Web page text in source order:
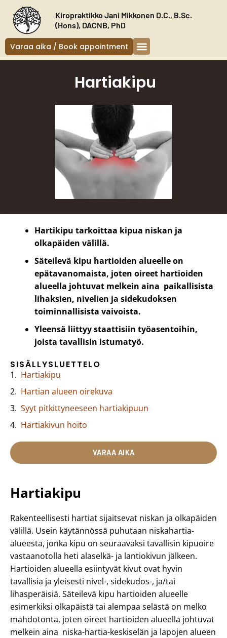
sisältöön
Kiropraktikko Jani Mikkonen D.C., B.Sc.
(Hons), DACNB, PhD
Varaa aika / Book appointment
Hartiakipu
Hartikipu tarkoittaa kipua niskan ja
olkapäiden välillä.
Säteilevä kipu hartioiden alueelle on
epätavanomaista, joten oireet hartioiden
alueella johtuvat melkein aina paikallisista
lihaksien, nivelien ja sidekudoksen
toiminnallisista vaivoista.
Yleensä liittyy staattisiin työasentoihin,
joista tavallisin istumatyö.
SISÄLLYSLUETTELO
Hartiakipu
Hartian alueen oirekuva
Syyt pitkittyneeseen hartiakipuun
Hartiakivun hoito
VARAA AIKA
Hartiakipu
Rakenteellisesti hartiat sijaitsevat niskan ja olkapäiden
välillä. Usein käytännössä puhutaan niskahartia-
alueesta, jonka kipu on seuraavaksi tavallisin kipuoire
vastaanotolla heti alaselkä- ja lantiokivun jälkeen.
Hartioiden alueella esiintyvät kivut ovat hyvin
tavallisia ja yleisesti nivel-, sidekudos-, ja/tai
lihasperäisiä. Säteilevä kipu hartioiden alueelle
esimerkiksi olkapäistä tai alempaa selästä on melko
mahdotonta, joten oireet hartioiden alueella johtuvat
melkein aina niska-hartia-keskiselän ja lapojen alueen